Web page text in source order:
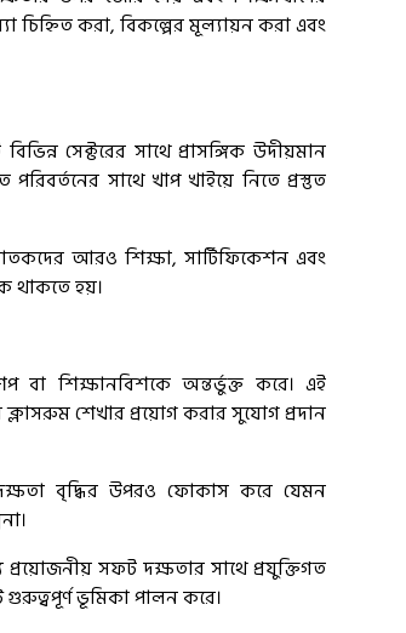
চিহ্নিত করা, বিকল্পের মূল্যায়ন করা এবং
সেক্টরের সাথে প্রাসঙ্গিক উদীয়মান
সাথে খাপ খাইয়ে নিতে প্রস্তুত
আরও শিক্ষা, সার্টিফিকেশন এবং
থাকতে হয়।
বা শিক্ষানবিশকে অন্তর্ভুক্ত করে। এই
ক্লাসরুম শেখার প্রয়োগ করার সুযোগ প্রদান
দক্ষতা বৃদ্ধির উপরও ফোকাস করে যেমন
সফট দক্ষতার সাথে প্রযুক্তিগত
গুরুত্বপূর্ণ ভূমিকা পালন করে।